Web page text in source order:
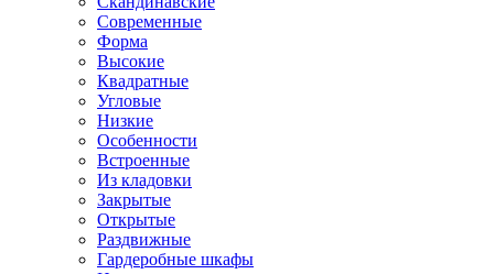
Современные
Форма
Высокие
Квадратные
Угловые
Низкие
Особенности
Встроенные
Из кладовки
Закрытые
Открытые
Раздвижные
Гардеробные шкафы